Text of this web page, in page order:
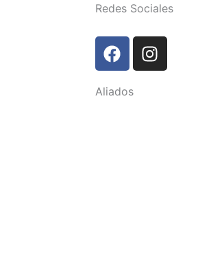
Redes Sociales
F
a
e
I
n
Aliados